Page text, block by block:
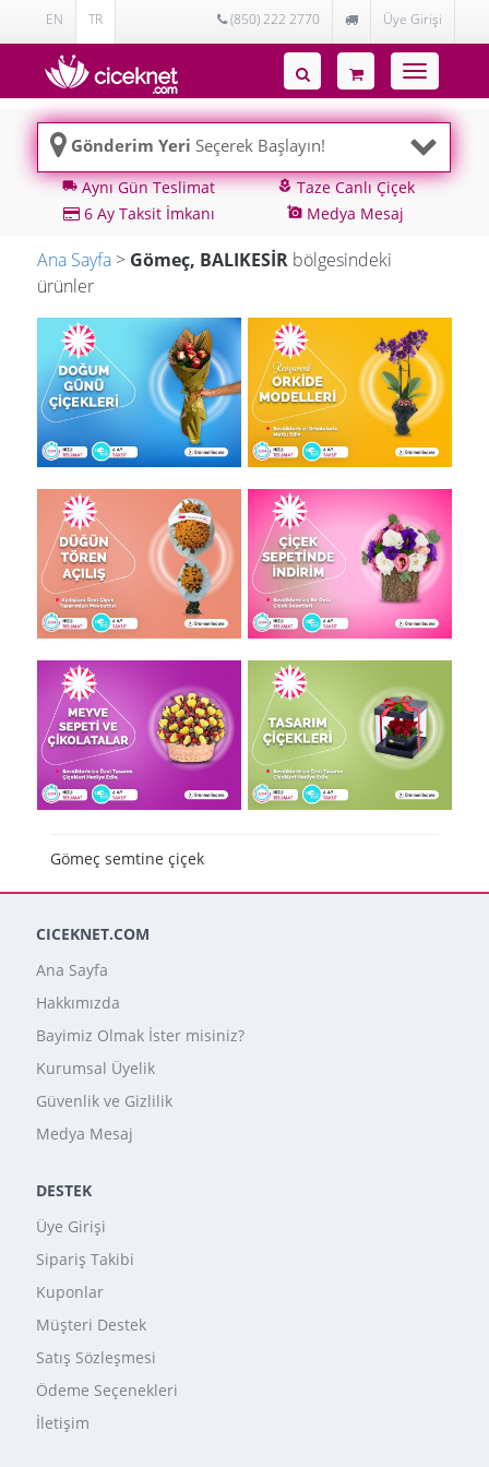
EN TR (850) 222 2770 Üye Girişi
Toggle
navigation
Gönderim Yeri Seçerek Başlayın!
local_shippingAynı Gün Teslimat local_floristTaze Canlı Çiçek
6 Ay Taksit İmkanı
add_a_photo Medya Mesaj
Ana Sayfa > Gömeç, BALIKESİR bölgesindeki
ürünler
Gömeç semtine çiçek
CICEKNET.COM
Ana Sayfa
Hakkımızda
Bayimiz Olmak İster misiniz?
Kurumsal Üyelik
Güvenlik ve Gizlilik
Medya Mesaj
DESTEK
Üye Girişi
Sipariş Takibi
Kuponlar
Müşteri Destek
Satış Sözleşmesi
Ödeme Seçenekleri
İletişim